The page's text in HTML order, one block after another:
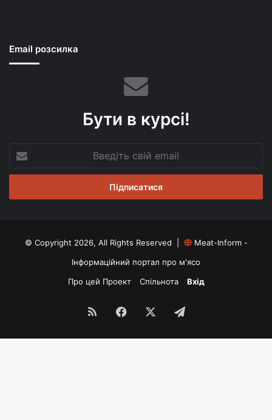
Email розсилка
Бути в курсі!
свій
email
© Copyright 2026, All Rights Reserved |
Meat-Inform -
Інформаційний портал про м'ясо
Про цей Проект
Спільнота Вхід
RSS Facebook